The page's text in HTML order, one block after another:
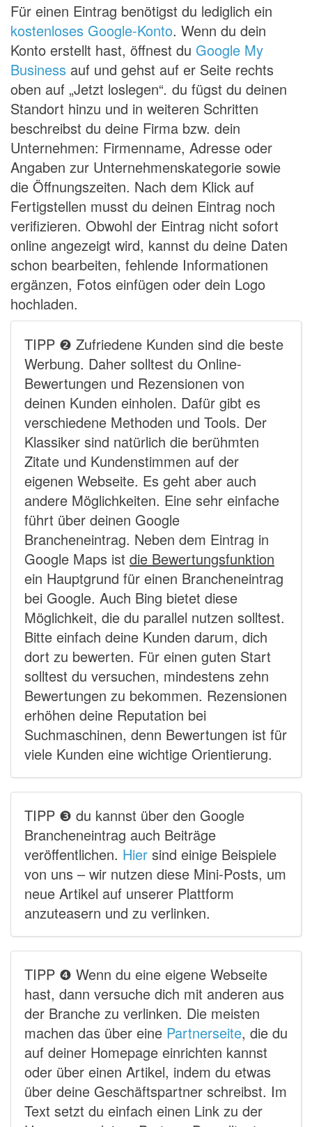
Für einen Eintrag benötigst du lediglich ein
kostenloses Google-Konto. Wenn du dein
Konto erstellt hast, öffnest du Google My
Business auf und gehst auf er Seite rechts
oben auf „Jetzt loslegen“. du fügst du deinen
Standort hinzu und in weiteren Schritten
beschreibst du deine Firma bzw. dein
Unternehmen: Firmenname, Adresse oder
Angaben zur Unternehmenskategorie sowie
die Öffnungszeiten. Nach dem Klick auf
Fertigstellen musst du deinen Eintrag noch
verifizieren. Obwohl der Eintrag nicht sofort
online angezeigt wird, kannst du deine Daten
schon bearbeiten, fehlende Informationen
ergänzen, Fotos einfügen oder dein Logo
hochladen.
TIPP ❷ Zufriedene Kunden sind die beste
Werbung. Daher solltest du Online-
Bewertungen und Rezensionen von
deinen Kunden einholen. Dafür gibt es
verschiedene Methoden und Tools. Der
Klassiker sind natürlich die berühmten
Zitate und Kundenstimmen auf der
eigenen Webseite. Es geht aber auch
andere Möglichkeiten. Eine sehr einfache
führt über deinen Google
Brancheneintrag. Neben dem Eintrag in
Google Maps ist die Bewertungsfunktion
ein Hauptgrund für einen Brancheneintrag
bei Google. Auch Bing bietet diese
Möglichkeit, die du parallel nutzen solltest.
Bitte einfach deine Kunden darum, dich
dort zu bewerten. Für einen guten Start
solltest du versuchen, mindestens zehn
Bewertungen zu bekommen. Rezensionen
erhöhen deine Reputation bei
Suchmaschinen, denn Bewertungen ist für
viele Kunden eine wichtige Orientierung.
TIPP ❸ du kannst über den Google
Brancheneintrag auch Beiträge
veröffentlichen. Hier sind einige Beispiele
von uns – wir nutzen diese Mini-Posts, um
neue Artikel auf unserer Plattform
anzuteasern und zu verlinken.
TIPP ❹ Wenn du eine eigene Webseite
hast, dann versuche dich mit anderen aus
der Branche zu verlinken. Die meisten
machen das über eine Partnerseite, die du
auf deiner Homepage einrichten kannst
oder über einen Artikel, indem du etwas
über deine Geschäftspartner schreibst. Im
Text setzt du einfach einen Link zu der